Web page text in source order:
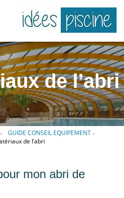
de l’abri
» GUIDE CONSEIL EQUIPEMENT »
de l’abri
mon abri de